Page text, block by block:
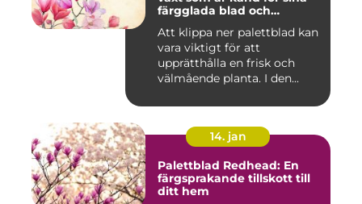
färgglada blad och
prydnadsväxt både
inomhus och utomhus
Att klippa ner palettblad kan
vara viktigt för att
upprätthålla en frisk och
välmående planta. I den...
14. jan
Palettblad Redhead: En
färgsprakande tillskott till
ditt hem